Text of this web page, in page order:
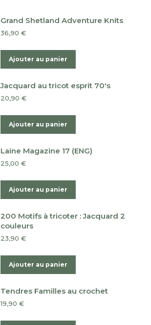
Grand Shetland Adventure Knits
36,90 €
Ajouter au panier
Jacquard au tricot esprit 70's
20,90 €
Ajouter au panier
Laine Magazine 17 (ENG)
25,00 €
Ajouter au panier
200 Motifs à tricoter : Jacquard 2
couleurs
23,90 €
Ajouter au panier
Tendres Familles au crochet
19,90 €